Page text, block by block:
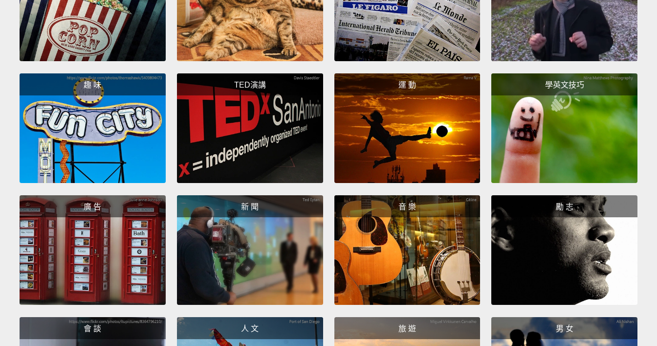
趣 味 TED演講 運 動 學英文技巧
廣 告 新 聞 音 樂 勵 志
會 談 人 文 旅 遊 男 女